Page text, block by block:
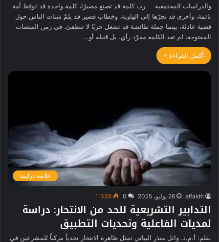
والدراسات المجتمعية رب كلمة قد تصنع مصيرًا، كلمة واحدة قد توقظ أمة
نائمة، وأخرى قد تجرّها إلى الهاوية، وخطاب قصير قد يلمّ شتات الناس حول
قضية عادلة، بينما جملة طائشة قد تشعل حربًا لا تنطفئ. في زمن المنصات
المفتوحة، لم تعد الكلمة مجرّد رأي، بل قنبلة أو…
أكمل القراءة »
خلاصة دراسة
alfaidh 26 يوليو، 2025 0 1٬335
التدابير التشريعية للحد من الانتحار: دراسة
لمديات الفاعلية وتحديات التطبيق
بقلم: أ.م.د. وائل منذر البياتي تمثل ظاهرة الانتحار تحدياً مركباً للمشرعين في